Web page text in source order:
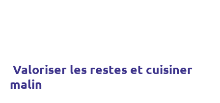
‍ Valoriser les restes et cuisiner
malin